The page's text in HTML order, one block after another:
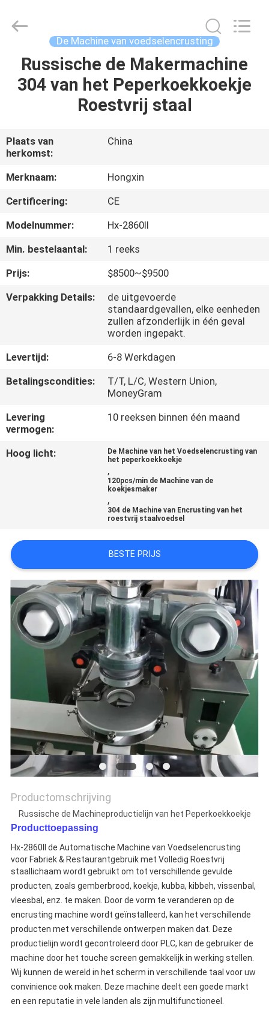
HUIS
PRODUCTEN
VR-
SHOW
OVER
ONS
FABRIEKSTOCHT
KWALITEITSCONTROLE
CONTACT
MET
OP
NIEUWS
SITEMAP
PRIVACY
POLICY
Reserved.
De Machine van voedselencrusting
Russische de Makermachine
304 van het Peperkoekkoekje
Roestvrij staal
Plaats van
herkomst:
China
Merknaam:
Hongxin
Certificering:
CE
Modelnummer:
Hx-2860II
Min. bestelaantal:
1 reeks
Prijs:
$8500~$9500
Verpakking Details:
de uitgevoerde
standaardgevallen, elke eenheden
zullen afzonderlijk in één geval
worden ingepakt.
Levertijd:
6-8 Werkdagen
Betalingscondities:
T/T, L/C, Western Union,
MoneyGram
Levering
vermogen:
10 reeksen binnen één maand
Hoog licht:
De Machine van het Voedselencrusting van
het peperkoekkoekje
,
120pcs/min de Machine van de
koekjesmaker
,
304 de Machine van Encrusting van het
roestvrij staalvoedsel
BESTE PRIJS
Productomschrijving
Russische de Machineproductielijn van het Peperkoekkoekje
Producttoepassing
Hx-2860II
de Automatische Machine van Voedselencrusting
voor Fabriek & Restaurantgebruik met Volledig Roestvrij
staallichaam wordt gebruikt om tot verschillende gevulde
producten, zoals gemberbrood, koekje, kubba, kibbeh, vissenbal,
vleesbal, enz. te maken. Door de vorm te veranderen op de
encrusting machine wordt geïnstalleerd, kan het verschillende
producten met verschillende ontwerpen maken dat. Deze
productielijn wordt gecontroleerd door PLC, kan de gebruiker de
machine door het touche screen gemakkelijk in werking stellen.
Wij kunnen de wereld in het scherm in verschillende taal voor uw
convinience ook maken. Deze machine deelt een goede markt
en een reputatie in vele landen als zijn multifunctioneel.